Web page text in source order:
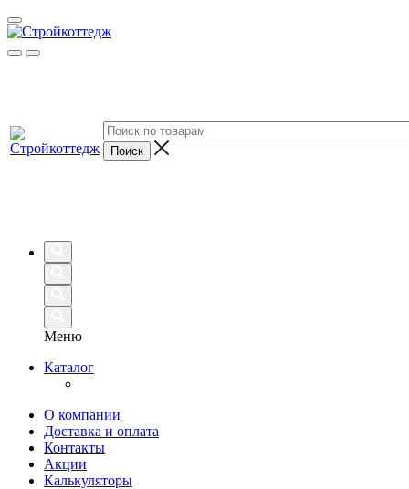
Меню
Каталог
О компании
Доставка и оплата
Контакты
Акции
Калькуляторы